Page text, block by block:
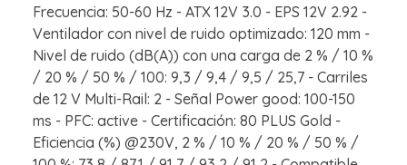
Frecuencia: 50-60 Hz - ATX 12V 3.0 - EPS 12V 2.92 -
Ventilador con nivel de ruido optimizado: 120 mm -
Nivel de ruido (dB(A)) con una carga de 2 % / 10 %
/ 20 % / 50 % / 100: 9,3 / 9,4 / 9,5 / 25,7 - Carriles
de 12 V Multi-Rail: 2 - Señal Power good: 100-150
ms - PFC: active - Certificación: 80 PLUS Gold -
Eficiencia (%) @230V, 2 % / 10 % / 20 % / 50 % /